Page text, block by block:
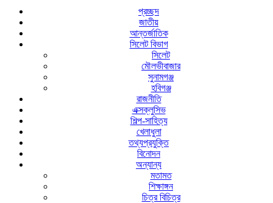
প্রচ্ছদ
জাতীয়
আন্তর্জাতিক
সিলেট বিভাগ
সিলেট
মৌলভীবাজার
সুনামগঞ্জ
হবিগঞ্জ
রাজনীতি
এক্সক্লুসিভ
শিল্প-সাহিত্য
খেলাধুলা
তথ্যপ্রযুক্তি
বিনোদন
অন্যান্য
মতামত
শিক্ষাঙ্গন
চিত্র বিচিত্র